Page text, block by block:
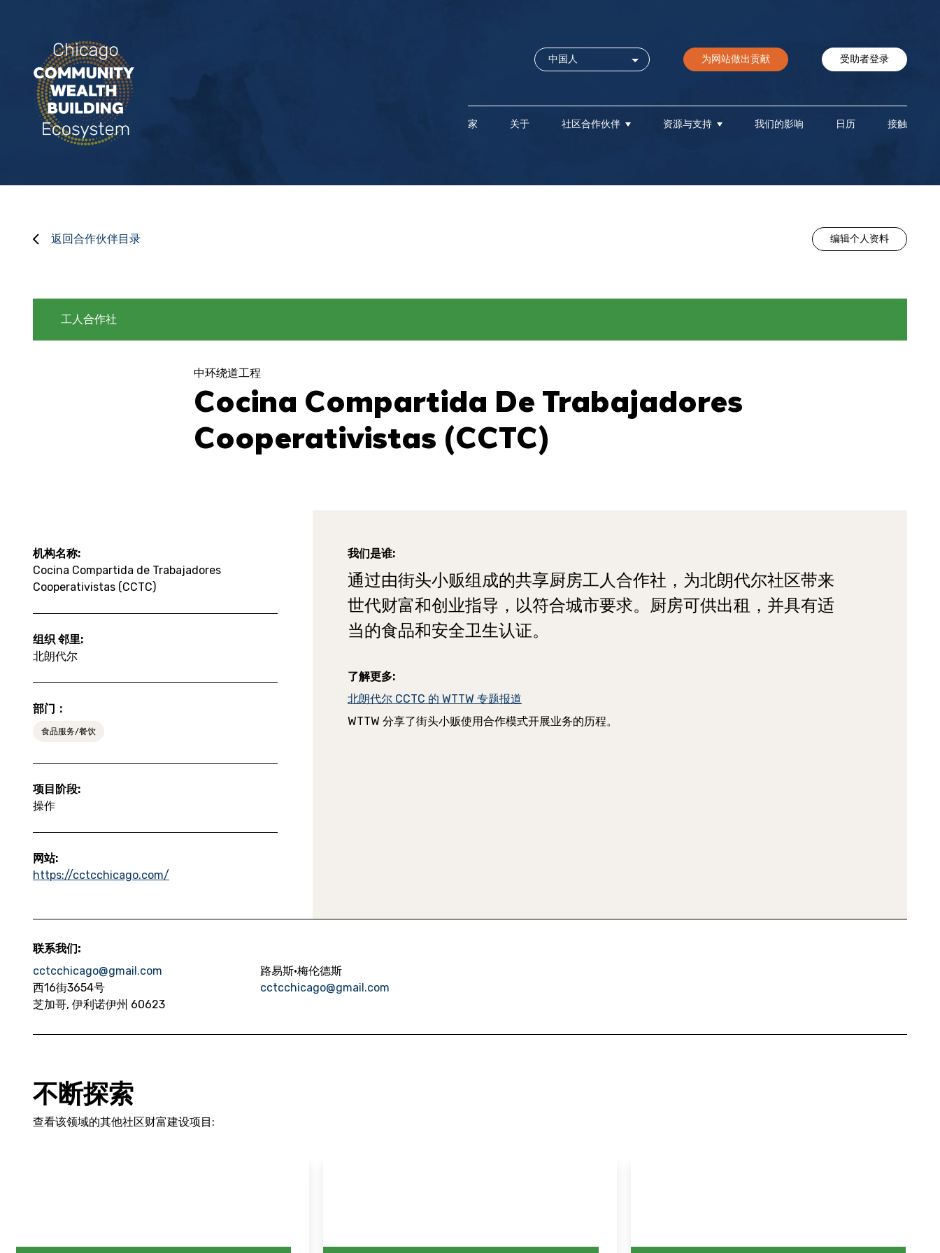
为网站做出贡献 受助者登录
家 关于 社区合作伙伴 资源与支持 我们的影响 日历 接触
返回合作伙伴目录 编辑个人资料
工人合作社
中环绕道工程
Cocina Compartida De Trabajadores
Cooperativistas (CCTC)
机构名称:
Cocina Compartida de Trabajadores
Cooperativistas (CCTC)
组织 邻里:
北朗代尔
部门：
食品服务/餐饮
项目阶段:
操作
网站:
https://cctcchicago.com/
我们是谁:
通过由街头小贩组成的共享厨房工人合作社，为北朗代尔社区带来
世代财富和创业指导，以符合城市要求。厨房可供出租，并具有适
当的食品和安全卫生认证。
了解更多:
北朗代尔 CCTC 的 WTTW 专题报道
WTTW 分享了街头小贩使用合作模式开展业务的历程。
联系我们:
cctcchicago@gmail.com
西16街3654号
芝加哥, 伊利诺伊州 60623
路易斯·梅伦德斯
cctcchicago@gmail.com
不断探索
查看该领域的其他社区财富建设项目: